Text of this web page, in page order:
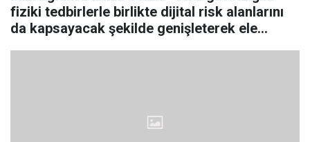
fiziki tedbirlerle birlikte dijital risk alanlarını
da kapsayacak şekilde genişleterek ele